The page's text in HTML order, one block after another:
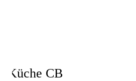
Küche CB